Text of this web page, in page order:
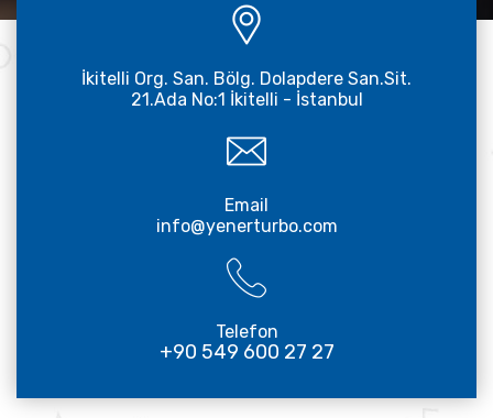
İkitelli Org. San. Bölg. Dolapdere San.Sit.
21.Ada No:1 İkitelli - İstanbul
Email
info@yenerturbo.com
Telefon
+90 549 600 27 27